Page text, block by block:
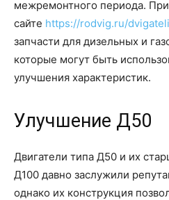
межремонтного периода.
сайте https://rodvig.ru/dvigateli
запчасти для дизельных и
которые могут быть
улучшения характеристик.
Улучшение Д50
Двигатели типа Д50 и их
Д100 давно заслужили
однако их конструкция